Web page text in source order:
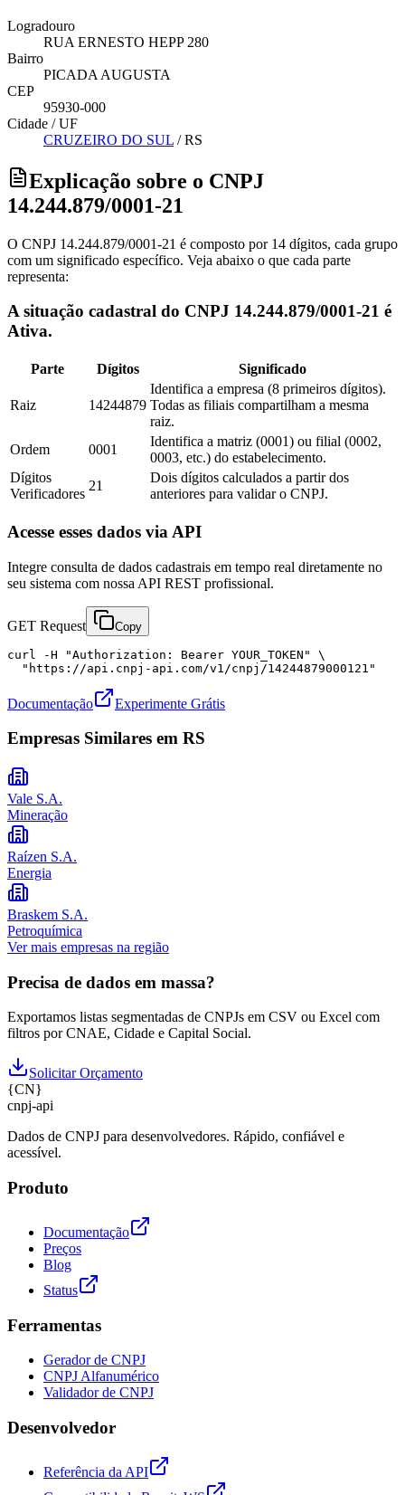
Logradouro
RUA ERNESTO HEPP 280
Bairro
PICADA AUGUSTA
CEP
95930-000
Cidade / UF
CRUZEIRO DO SUL /RS
Explicação sobre o CNPJ
14.244.879/0001-21
O CNPJ 14.244.879/0001-21 é composto por 14 dígitos, cada grupo
com um significado específico. Veja abaixo o que cada parte
representa:
A situação cadastral do CNPJ 14.244.879/0001-21 é
Ativa.
Parte Dígitos Significado
Raiz 14244879
Identifica a empresa (8 primeiros dígitos).
Todas as filiais compartilham a mesma
raiz.
Ordem
0001
Identifica a matriz (0001) ou filial (0002,
0003, etc.) do estabelecimento.
Dígitos
Verificadores
21
Dois dígitos calculados a partir dos
anteriores para validar o CNPJ.
Acesse esses dados via API
Integre consulta de dados cadastrais em tempo real diretamente no
seu sistema com nossa API REST profissional.
GET Request Copy
curl -H "Authorization: Bearer YOUR_TOKEN" \
  "https://api.cnpj-api.com/v1/cnpj/14244879000121"
Documentação Experimente Grátis
Empresas Similares em RS
Vale S.A.
Mineração
Raízen S.A.
Energia
Braskem S.A.
Petroquímica
Ver mais empresas na região
Precisa de dados em massa?
Exportamos listas segmentadas de CNPJs em CSV ou Excel com
filtros por CNAE, Cidade e Capital Social.
Solicitar Orçamento
{CN}
cnpj-api
Dados de CNPJ para desenvolvedores. Rápido, confiável e
acessível.
Produto
Documentação
Preços
Blog
Status
Ferramentas
Gerador de CNPJ
CNPJ Alfanumérico
Validador de CNPJ
Desenvolvedor
Referência da API